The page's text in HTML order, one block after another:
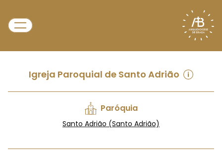
Igreja Paroquial de Santo Adrião
Paróquia
Santo Adrião (Santo Adrião)